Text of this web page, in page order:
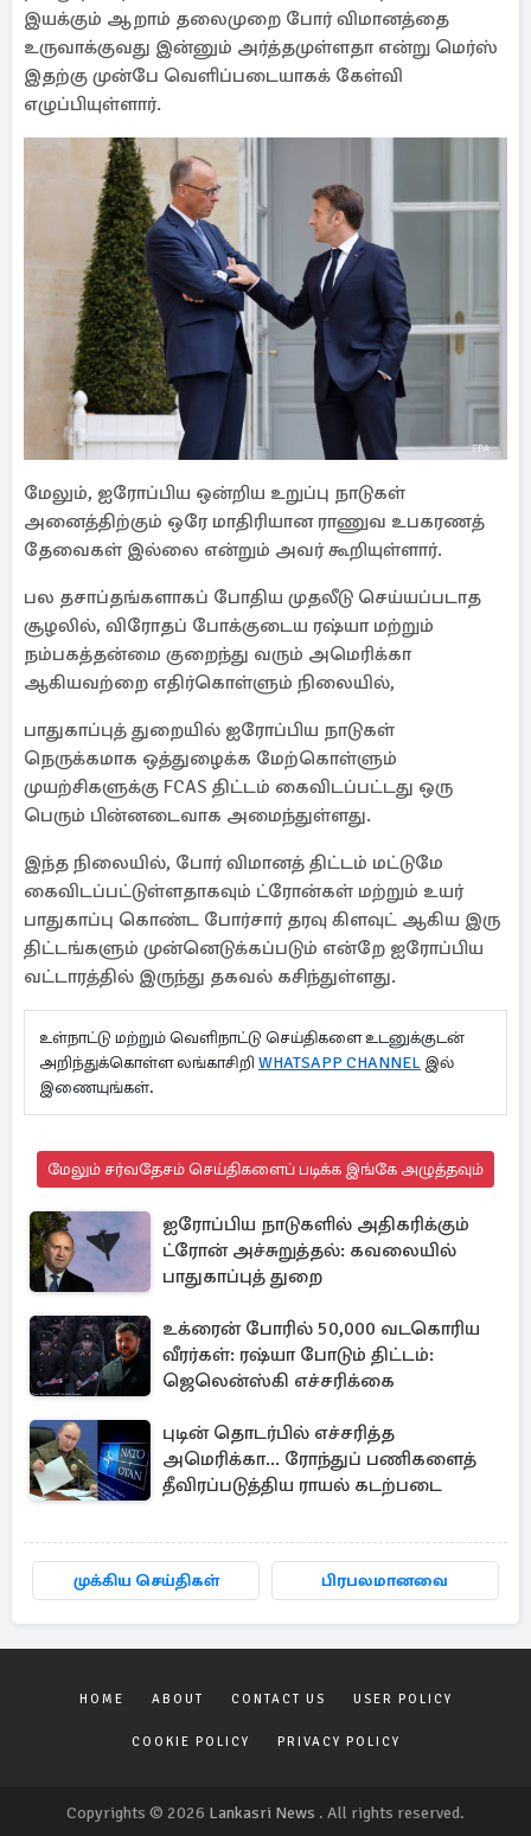
இயக்கும் ஆறாம் தலைமுறை போர் விமானத்தை
உருவாக்குவது இன்னும் அர்த்தமுள்ளதா என்று மெர்ஸ்
இதற்கு முன்பே வெளிப்படையாகக் கேள்வி
எழுப்பியுள்ளார்.
மேலும், ஐரோப்பிய ஒன்றிய உறுப்பு நாடுகள்
அனைத்திற்கும் ஒரே மாதிரியான ராணுவ உபகரணத்
தேவைகள் இல்லை என்றும் அவர் கூறியுள்ளார்.
பல தசாப்தங்களாகப் போதிய முதலீடு செய்யப்படாத
சூழலில், விரோதப் போக்குடைய ரஷ்யா மற்றும்
நம்பகத்தன்மை குறைந்து வரும் அமெரிக்கா
ஆகியவற்றை எதிர்கொள்ளும் நிலையில்,
பாதுகாப்புத் துறையில் ஐரோப்பிய நாடுகள்
நெருக்கமாக ஒத்துழைக்க மேற்கொள்ளும்
முயற்சிகளுக்கு FCAS திட்டம் கைவிடப்பட்டது ஒரு
பெரும் பின்னடைவாக அமைந்துள்ளது.
இந்த நிலையில், போர் விமானத் திட்டம் மட்டுமே
கைவிடப்பட்டுள்ளதாகவும் ட்ரோன்கள் மற்றும் உயர்
பாதுகாப்பு கொண்ட போர்சார் தரவு கிளவுட் ஆகிய இரு
திட்டங்களும் முன்னெடுக்கப்படும் என்றே ஐரோப்பிய
வட்டாரத்தில் இருந்து தகவல் கசிந்துள்ளது.
உள்நாட்டு மற்றும் வெளிநாட்டு செய்திகளை உடனுக்குடன்
அறிந்துக்கொள்ள லங்காசிறி WHATSAPP CHANNEL இல்
இணையுங்கள்.
மேலும் சர்வதேசம் செய்திகளைப் படிக்க இங்கே அழுத்தவும்
ஐரோப்பிய நாடுகளில் அதிகரிக்கும்
ட்ரோன் அச்சுறுத்தல்: கவலையில்
பாதுகாப்புத் துறை
உக்ரைன் போரில் 50,000 வடகொரிய
வீரர்கள்: ரஷ்யா போடும் திட்டம்:
ஜெலென்ஸ்கி எச்சரிக்கை
புடின் தொடர்பில் எச்சரித்த
அமெரிக்கா... ரோந்துப் பணிகளைத்
தீவிரப்படுத்திய ராயல் கடற்படை
முக்கிய செய்திகள் பிரபலமானவை
HOME ABOUT CONTACT US USER POLICY
COOKIE POLICY PRIVACY POLICY
Copyrights © 2026 Lankasri News . All rights reserved.